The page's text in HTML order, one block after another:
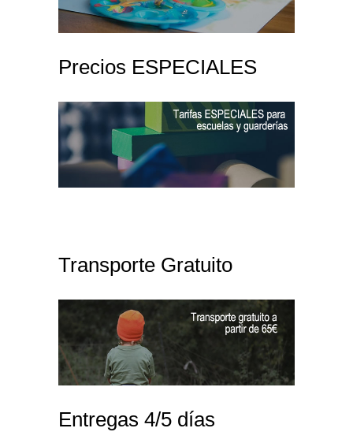
Precios ESPECIALES
Transporte Gratuito
Entregas 4/5 días